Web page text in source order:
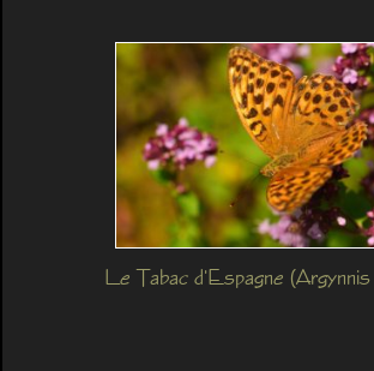
Le Tabac d'Espagne (Argynnis